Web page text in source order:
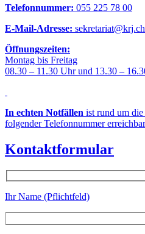
Telefonnummer: 055 225 78 00
E-Mail-Adresse: sekretariat@krj.ch
Öffnungszeiten:
Montag bis Freitag
08.30 – 11.30 Uhr und 13.30 –
In echten Notfällen ist rund um
folgender Telefonnummer
Kontaktformular
Ihr Name (Pflichtfeld)